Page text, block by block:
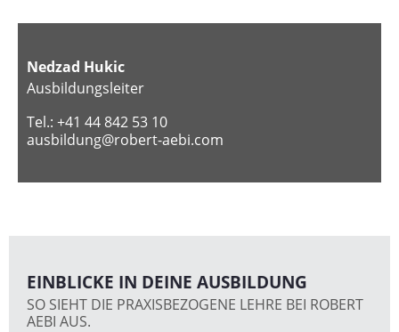
Nedzad Hukic
Ausbildungsleiter
Tel.: +41 44 842 53 10
ausbildung@robert-aebi.com
EINBLICKE IN DEINE AUSBILDUNG
SO SIEHT DIE PRAXISBEZOGENE LEHRE BEI ROBERT
AEBI AUS.